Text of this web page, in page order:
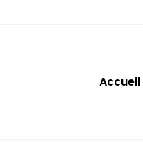
Accueil